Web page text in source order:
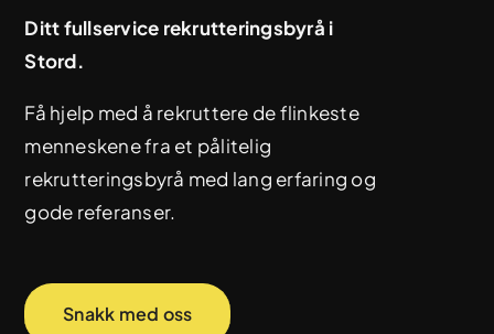
Kontakt oss
Ditt fullservice rekrutteringsbyrå i
Stord.
Få hjelp med å rekruttere de flinkeste
menneskene fra et pålitelig
rekrutteringsbyrå med lang erfaring og
gode referanser.
Snakk med oss